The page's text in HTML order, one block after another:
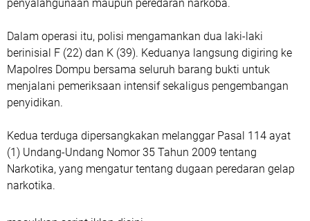
penyalahgunaan maupun peredaran narkoba.
Dalam operasi itu, polisi mengamankan dua laki-laki
berinisial F (22) dan K (39). Keduanya langsung digiring ke
Mapolres Dompu bersama seluruh barang bukti untuk
menjalani pemeriksaan intensif sekaligus pengembangan
penyidikan.
Kedua terduga dipersangkakan melanggar Pasal 114 ayat
(1) Undang-Undang Nomor 35 Tahun 2009 tentang
Narkotika, yang mengatur tentang dugaan peredaran gelap
narkotika.